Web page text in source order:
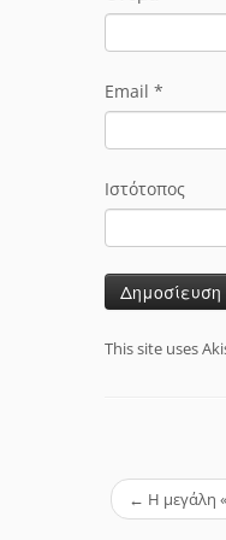
Email *
Ιστότοπος
This site uses
← Η μεγάλη